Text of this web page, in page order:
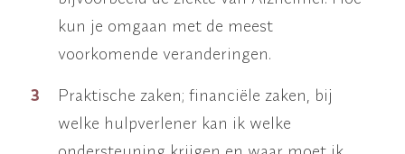
kun je omgaan met de meest
voorkomende veranderingen.
Praktische zaken; financiële zaken, bij
welke hulpverlener kan ik welke